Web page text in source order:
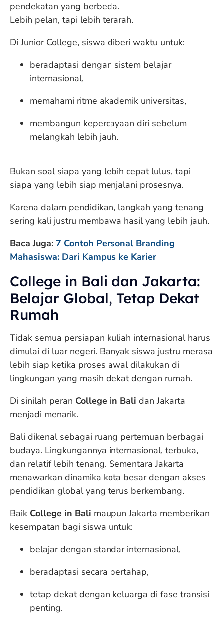
pendekatan yang berbeda.
Lebih pelan, tapi lebih terarah.
Di Junior College, siswa diberi waktu untuk:
beradaptasi dengan sistem belajar
internasional,
memahami ritme akademik universitas,
membangun kepercayaan diri sebelum
melangkah lebih jauh.
Bukan soal siapa yang lebih cepat lulus, tapi
siapa yang lebih siap menjalani prosesnya.
Karena dalam pendidikan, langkah yang tenang
sering kali justru membawa hasil yang lebih jauh.
Baca Juga: 7 Contoh Personal Branding
Mahasiswa: Dari Kampus ke Karier
College in Bali dan Jakarta:
Belajar Global, Tetap Dekat
Rumah
Tidak semua persiapan kuliah internasional harus
dimulai di luar negeri. Banyak siswa justru merasa
lebih siap ketika proses awal dilakukan di
lingkungan yang masih dekat dengan rumah.
Di sinilah peran College in Bali dan Jakarta
menjadi menarik.
Bali dikenal sebagai ruang pertemuan berbagai
budaya. Lingkungannya internasional, terbuka,
dan relatif lebih tenang. Sementara Jakarta
menawarkan dinamika kota besar dengan akses
pendidikan global yang terus berkembang.
Baik College in Bali maupun Jakarta memberikan
kesempatan bagi siswa untuk:
belajar dengan standar internasional,
beradaptasi secara bertahap,
tetap dekat dengan keluarga di fase transisi
penting.